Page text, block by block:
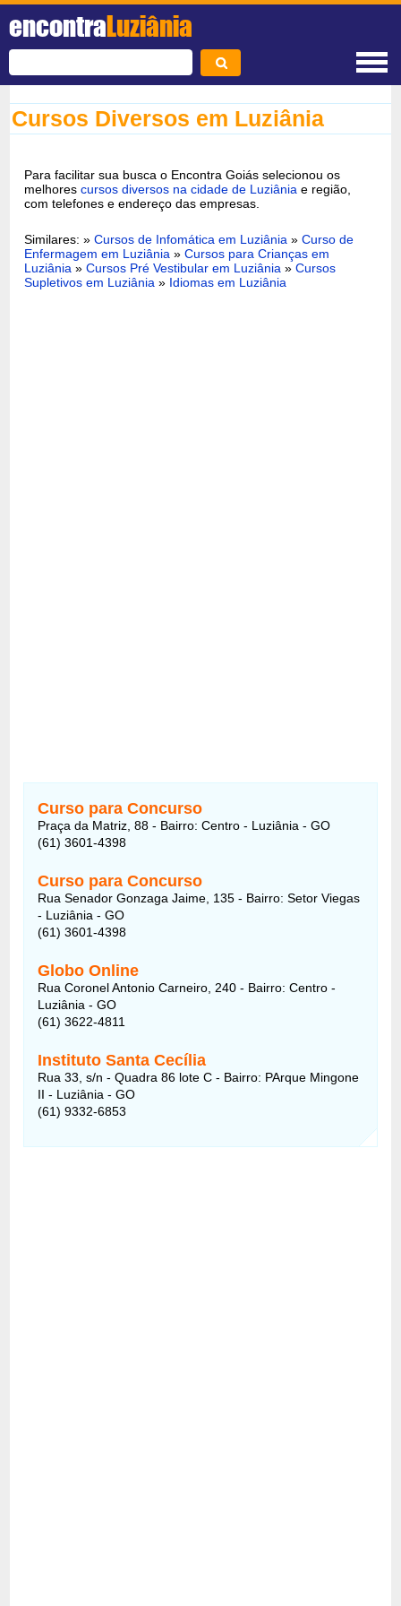
encontraLuziânia
Cursos Diversos em Luziânia
Para facilitar sua busca o Encontra Goiás selecionou os
melhorescursos diversos na cidade de Luziânia e região,
com telefones e endereço das empresas.
Similares: »Cursos de Infomática em Luziânia »Curso de
Enfermagem em Luziânia »Cursos para Crianças em
Luziânia »Cursos Pré Vestibular em Luziânia »Cursos
Supletivos em Luziânia » Idiomas em Luziânia
Curso para Concurso
Praça da Matriz, 88 - Bairro: Centro - Luziânia - GO
(61) 3601-4398
Curso para Concurso
Rua Senador Gonzaga Jaime, 135 - Bairro: Setor Viegas
- Luziânia - GO
(61) 3601-4398
Globo Online
Rua Coronel Antonio Carneiro, 240 - Bairro: Centro -
Luziânia - GO
(61) 3622-4811
Instituto Santa Cecília
Rua 33, s/n - Quadra 86 lote C - Bairro: PArque Mingone
II - Luziânia - GO
(61) 9332-6853